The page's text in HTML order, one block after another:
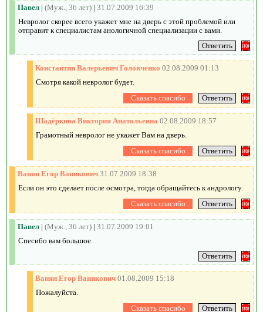
Павел | (Муж., 36 лет) | 31.07.2009 16:39
Невролог скорее всего укажет мне на дверь с этой проблемой или
отправит к специалистам анологичной специализации с вами.
Константин Валерьевич Головченко 02.08.2009 01:13
Смотря какой невролог будет.
Шадёркина Виктория Анатольевна 02.08.2009 18:57
Грамотный невролог не укажет Вам на дверь.
Ванян Егор Ваникович 31.07.2009 18:38
Если он это сделает после осмотра, тогда обращайтесь к андрологу.
Павел | (Муж., 36 лет) | 31.07.2009 19:01
Cпесибо вам большое.
Ванян Егор Ваникович 01.08.2009 15:18
Пожалуйста.